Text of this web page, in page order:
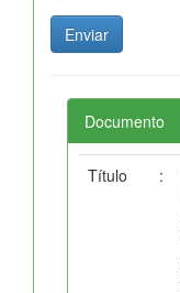
Documento
Título :